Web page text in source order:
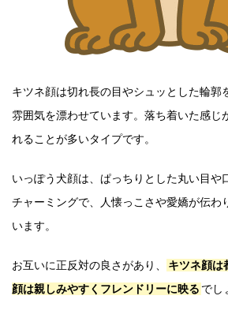
キツネ顔は切れ長の目やシュッとした輪郭
雰囲気を漂わせています。落ち着いた感じ
れることが多いタイプです。
いっぽう犬顔は、ぱっちりとした丸い目や
チャーミングで、人懐っこさや愛嬌が伝わ
います。
お互いに正反対の良さがあり、
キツネ顔は
顔は親しみやすくフレンドリーに映る でし